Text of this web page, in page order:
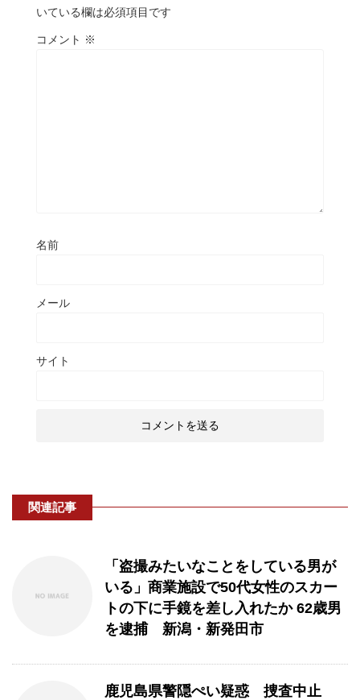
いている欄は必須項目です
コメント ※
名前
メール
サイト
関連記事
「盗撮みたいなことをしている男が
いる」商業施設で50代女性のスカー
トの下に手鏡を差し入れたか 62歳男
を逮捕 新潟・新発田市
鹿児島県警隠ぺい疑惑 捜査中止